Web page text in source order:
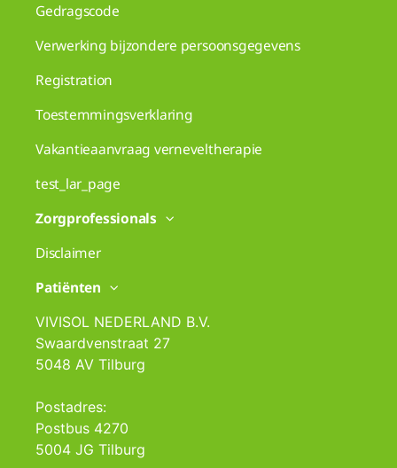
Gedragscode
Verwerking bijzondere persoonsgegevens
Registration
Toestemmingsverklaring
Vakantieaanvraag verneveltherapie
test_lar_page
Zorgprofessionals
Disclaimer
Patiënten
VIVISOL NEDERLAND B.V.
Swaardvenstraat 27
5048 AV Tilburg
Postadres:
Postbus 4270
5004 JG Tilburg